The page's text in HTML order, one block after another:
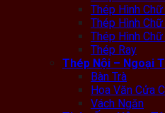
Thép Hình Chữ
Thép Hình Chữ
Thép Hình Chữ
Thép Ray
Thép Nội – Ngoại
Bàn Trà
Hoa Văn Cửa
Vách Ngăn